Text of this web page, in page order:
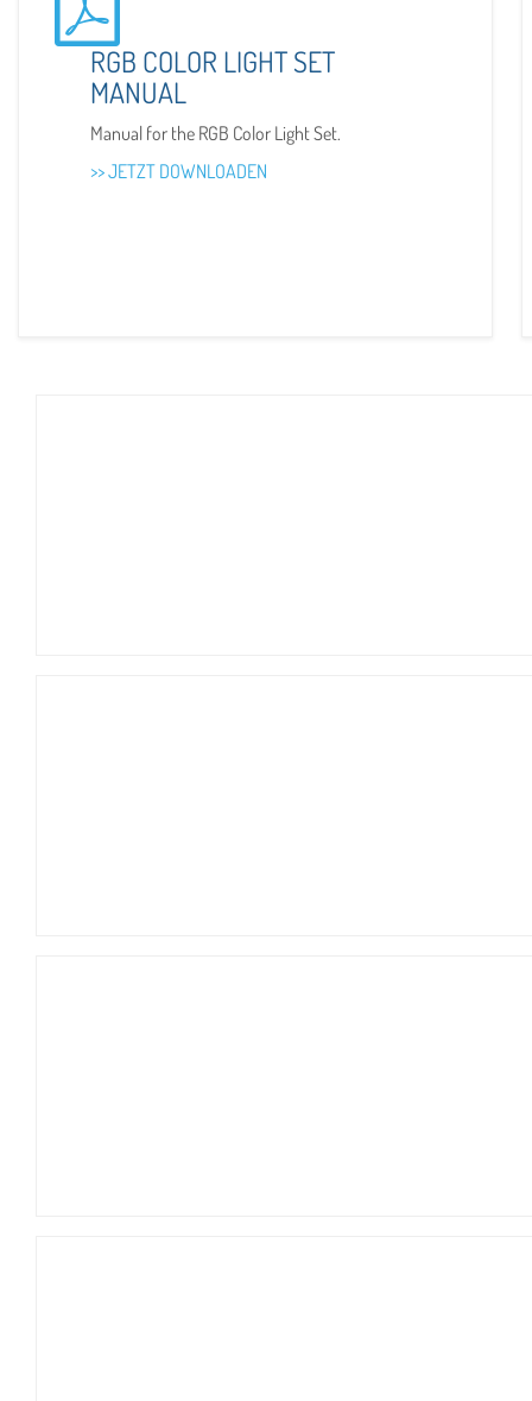
RGB COLOR LIGHT SET
MANUAL
Manual for the RGB Color Light Set.
>> JETZT DOWNLOADEN